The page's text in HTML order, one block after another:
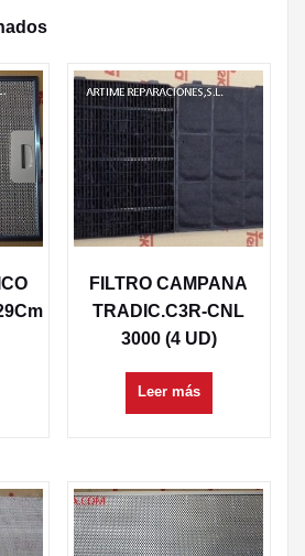
FILTRO CAMPANA
TRADIC.C3R-CNL
3000 (4 UD)
Leer más